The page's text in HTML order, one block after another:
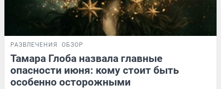
РАЗВЛЕЧЕНИЯ ОБЗОР
Тамара Глоба назвала главные
опасности июня: кому стоит быть
особенно осторожными